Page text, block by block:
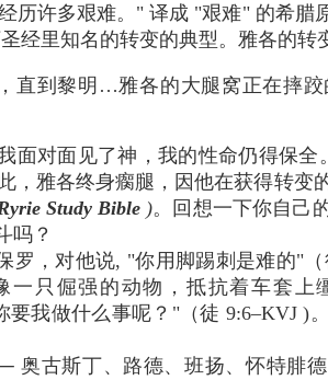
历许多艰难。" 译成 "艰难" 的希腊
经里知名的转变的典型。雅各的转
直到黎明…雅各的大腿窝正在摔跤
面对面见了神，我的性命仍得保全
，雅各终身瘸腿，因他在获得转变
Study Bible )。回想一下你自己
吗？
，对他说, "你用脚踢刺是难的"（
一只倔强的动物，抵抗着车套上
我做什么事呢？"（徒 9:6–KVJ )
奥古斯丁、路德、班扬、怀特腓